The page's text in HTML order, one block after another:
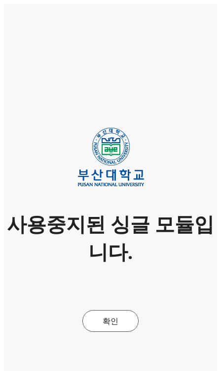
사용중지된 싱글 모듈입
니다.